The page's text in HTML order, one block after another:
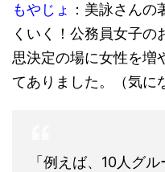
もやじょ ：美詠さん
くいく！公務員女子の
思決定の場に女性を増
てありました。（気に
「例えば、10人グ